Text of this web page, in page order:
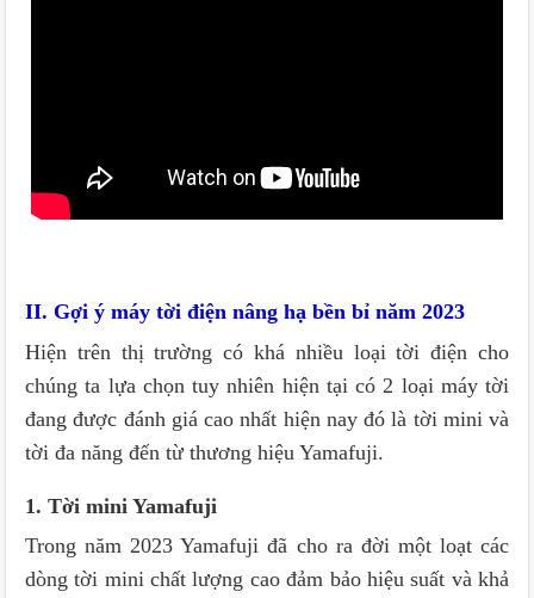
II. Gợi ý máy tời điện nâng hạ bền bỉ năm 2023
Hiện trên thị trường có khá nhiều loại tời điện cho
chúng ta lựa chọn tuy nhiên hiện tại có 2 loại máy tời
đang được đánh giá cao nhất hiện nay đó là tời mini và
tời đa năng đến từ thương hiệu Yamafuji.
1. Tời mini Yamafuji
Trong năm 2023 Yamafuji đã cho ra đời một loạt các
dòng tời mini chất lượng cao đảm bảo hiệu suất và khả